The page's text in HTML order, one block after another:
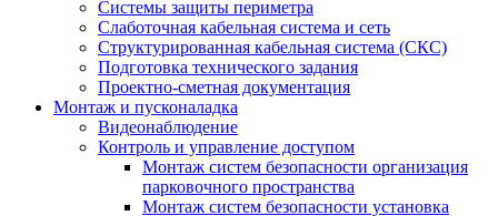
Системы защиты периметра
Слаботочная кабельная система и сеть
Структурированная кабельная система (СКС)
Подготовка технического задания
Проектно-сметная документация
Монтаж и пусконаладка
Видеонаблюдение
Контроль и управление доступом
Монтаж систем безопасности организация
парковочного пространства
Монтаж систем безопасности установка